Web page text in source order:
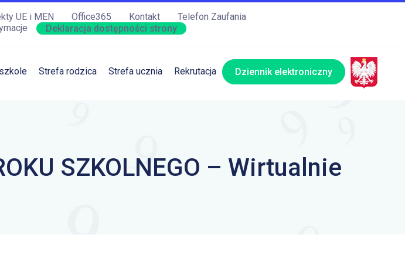
UE i MEN Office365 Kontakt
Telefon Zaufania
Deklaracja dostępności strony
Strefa rodzica Strefa ucznia Rekrutacja Dziennik elektroniczny
SZKOLNEGO – Wirtualnie